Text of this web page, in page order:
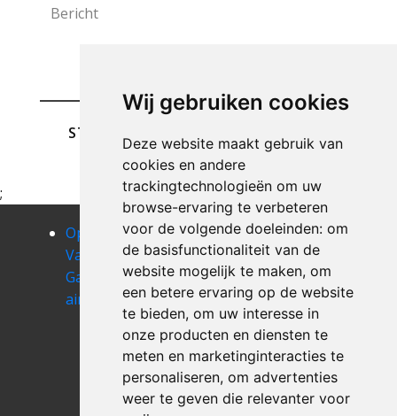
Wij gebruiken cookies
Deze website maakt gebruik van
cookies en andere
trackingtechnologieën om uw
browse-ervaring te verbeteren
voor de volgende doeleinden: om
de basisfunctionaliteit van de
website mogelijk te maken, om
een betere ervaring op de website
te bieden, om uw interesse in
onze producten en diensten te
meten en marketinginteracties te
personaliseren, om advertenties
weer te geven die relevanter voor
STUREN
;
Opruimen
Van Uw
Garage
aineffe
Opruimen
Van Uw
Garage alleur
Opruimen
Van Uw
Garage amay
Opruimen
Van Uw
Garage
ambresin
Opruimen
Van Uw
Garage amel
Opruimen
Van Uw
Garage